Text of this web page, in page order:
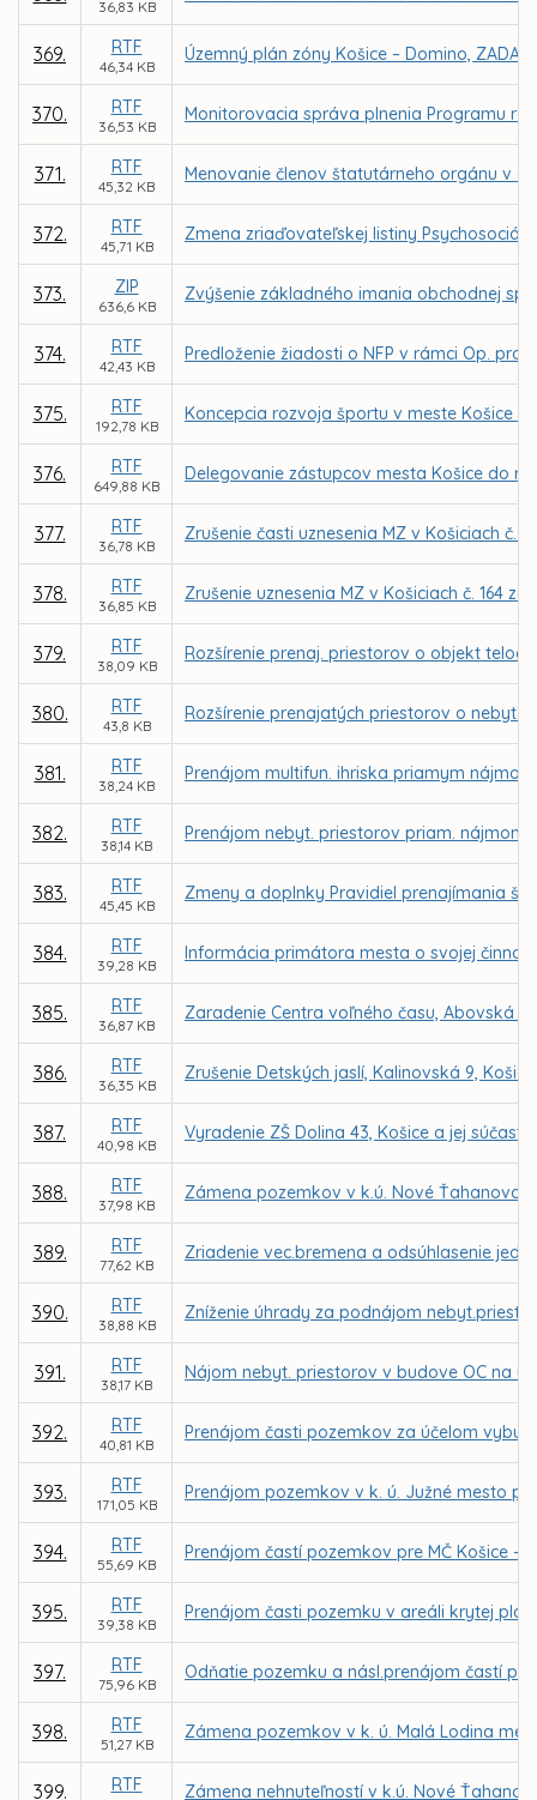
36,83 KB
369. RTF
46,34 KB
Územný plán zóny Košice – Domino,
370. RTF
36,53 KB
Monitorovacia správa plnenia Programu
371. RTF
45,32 KB
Menovanie členov štatutárneho orgánu v
372. RTF
45,71 KB
Zmena zriaďovateľskej listiny
373. ZIP
636,6 KB
Zvýšenie základného imania obchodnej
374. RTF
42,43 KB
Predloženie žiadosti o NFP v rámci Op.
375. RTF
192,78 KB
Koncepcia rozvoja športu v meste Košice -
376. RTF
649,88 KB
Delegovanie zástupcov mesta Košice do
377. RTF
36,78 KB
Zrušenie časti uznesenia MZ v Košiciach č.
378. RTF
36,85 KB
Zrušenie uznesenia MZ v Košiciach č. 164
379. RTF
38,09 KB
Rozšírenie prenaj. priestorov o objekt
380. RTF
43,8 KB
Rozšírenie prenajatých priestorov o nebyt.
381. RTF
38,24 KB
Prenájom multifun. ihriska priamym
382. RTF
38,14 KB
Prenájom nebyt. priestorov priam. nájmom
383. RTF
45,45 KB
Zmeny a doplnky Pravidiel prenajímania
384. RTF
39,28 KB
Informácia primátora mesta o svojej
385. RTF
36,87 KB
Zaradenie Centra voľného času, Abovská
386. RTF
36,35 KB
Zrušenie Detských jaslí, Kalinovská 9, Košice
387. RTF
40,98 KB
Vyradenie ZŠ Dolina 43, Košice a jej
388. RTF
37,98 KB
Zámena pozemkov v k.ú. Nové Ťahanovce
389. RTF
77,62 KB
Zriadenie vec.bremena a odsúhlasenie
390. RTF
38,88 KB
Zníženie úhrady za podnájom
391. RTF
38,17 KB
Nájom nebyt. priestorov v budove OC na
392. RTF
40,81 KB
Prenájom časti pozemkov za účelom
393. RTF
171,05 KB
Prenájom pozemkov v k. ú. Južné mesto
394. RTF
55,69 KB
Prenájom častí pozemkov pre MČ Košice –
395. RTF
39,38 KB
Prenájom časti pozemku v areáli krytej
397. RTF
75,96 KB
Odňatie pozemku a násl.prenájom častí
398. RTF
51,27 KB
Zámena pozemkov v k. ú. Malá Lodina
399. RTF Zámena nehnuteľností v k.ú. Nové